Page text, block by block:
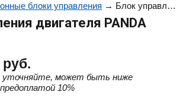
блоки управления → Блок управления двигателя PANDA 46817813
двигателя PANDA
руб.
уточняйте, может быть ниже
10%